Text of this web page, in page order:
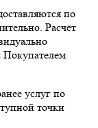
по
Расчёт
Покупателем
услуг по
точки